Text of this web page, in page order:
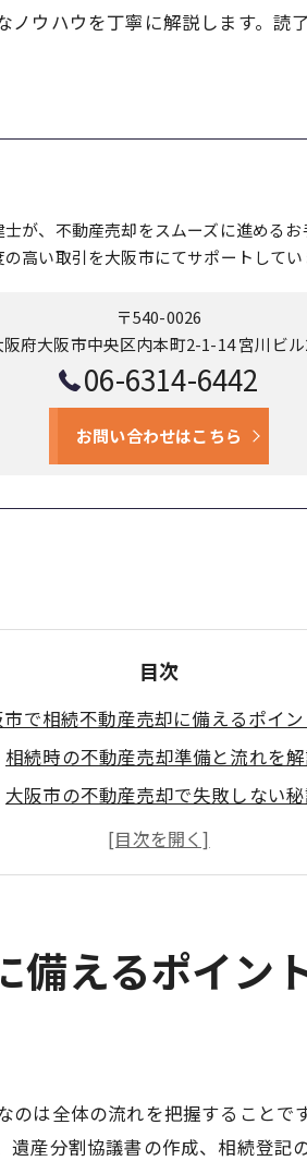
ウハウを丁寧に解説します。
が、不動産売却をスムーズに進める
高い取引を大阪市にてサポートしてい
〒540-0026
阪府大阪市中央区内本町2-1-14 宮川ビ
06-6314-6442
お問い合わせはこちら
目次
市で相続不動産売却に備えるポイン
相続時の不動産売却準備と流れを
大阪市の不動産売却で失敗しない
相続不動産売却に必要な書類と手続
大阪市の不動産売却サポート活用法
売却を通じた円満な相続手続き術
家族が納得できる不動産売却手順と
相続手続きに役立つ不動産売却知識
不動産売却サポート関西の選び方
備えるポイン
は全体の流れを把握すること
産分割協議書の作成、相続登